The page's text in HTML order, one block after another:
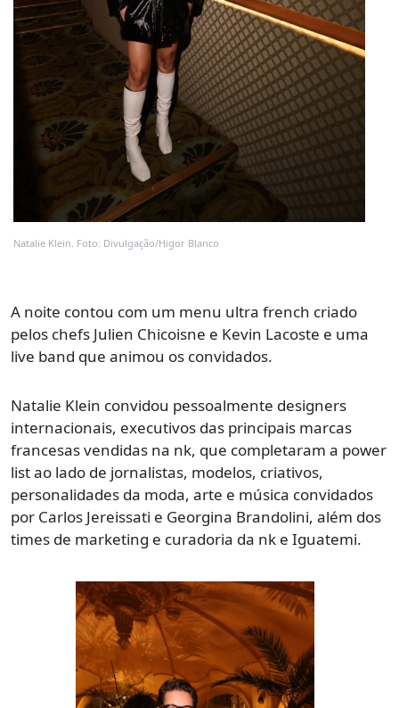
Natalie Klein. Foto: Divulgação/Higor Blanco
A noite contou com um menu ultra french criado
pelos chefs Julien Chicoisne e Kevin Lacoste e uma
live band que animou os convidados.
Natalie Klein convidou pessoalmente designers
internacionais, executivos das principais marcas
francesas vendidas na nk, que completaram a power
list ao lado de jornalistas, modelos, criativos,
personalidades da moda, arte e música convidados
por Carlos Jereissati e Georgina Brandolini, além dos
times de marketing e curadoria da nk e Iguatemi.